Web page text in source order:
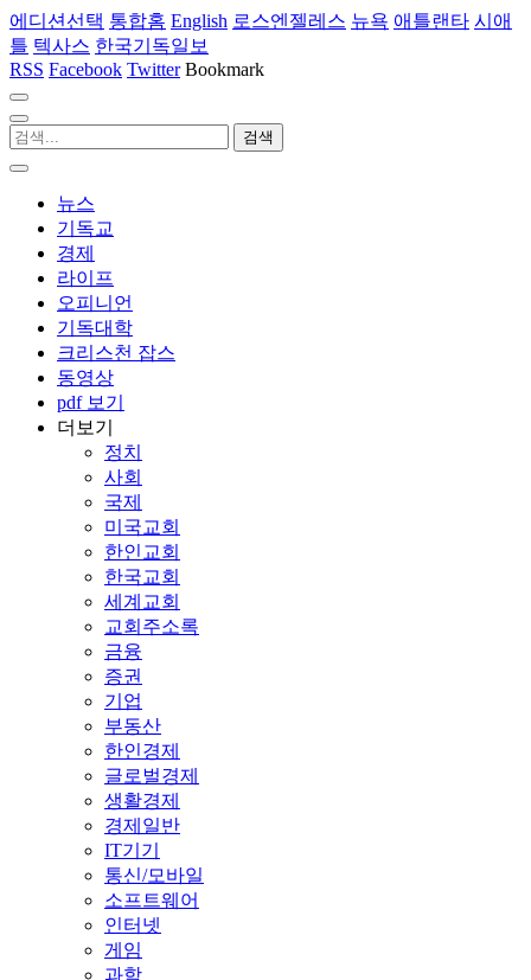
에디션선택 통합홈 English 로스엔젤레스 뉴욕 애틀랜타 시애
틀 텍사스 한국기독일보
RSS Facebook Twitter Bookmark
뉴스
기독교
경제
라이프
오피니언
기독대학
크리스천 잡스
동영상
pdf 보기
더보기
정치
사회
국제
미국교회
한인교회
한국교회
세계교회
교회주소록
금융
증권
기업
부동산
한인경제
글로벌경제
생활경제
경제일반
IT기기
통신/모바일
소프트웨어
인터넷
게임
과학